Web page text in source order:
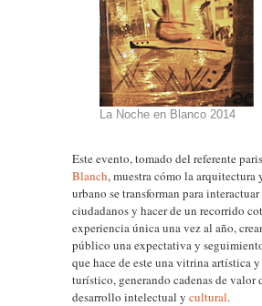
La Noche en Blanco 2014
Este evento, tomado del referente
Blanch, muestra cómo la arquitectura
urbano se transforman para
ciudadanos y hacer de un recorrido
experiencia única una vez al año,
público una expectativa y
que hace de este una vitrina artística
turístico, generando cadenas de valor
desarrollo intelectual y cultural.